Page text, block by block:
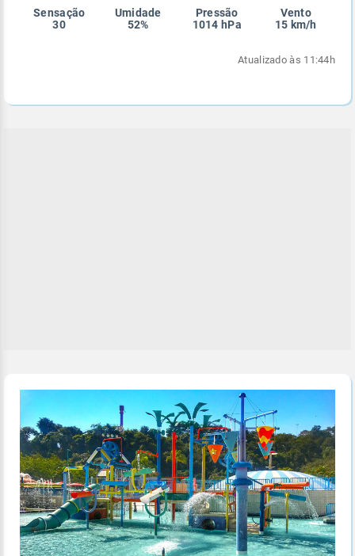
Sensação
30
Umidade
52%
Pressão
1014 hPa
Vento
15 km/h
Atualizado às 11:44h
Enviar
Enviar
Enviar
Enviar
Enviar